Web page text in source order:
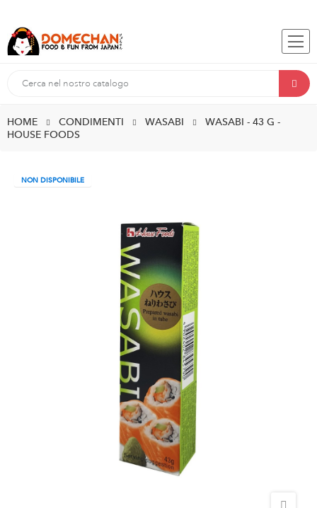
HOME CONDIMENTI WASABI
WASABI - 43 G -
HOUSE FOODS
NON DISPONIBILE